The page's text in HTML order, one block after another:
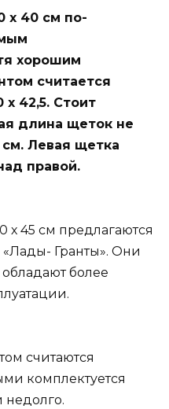
х 40 см по-
хорошим
считается
42,5. Стоит
длина щеток не
Левая щетка
правой.
х 45 см предлагаются
Гранты». Они
более
считаются
комплектуется
недолго.